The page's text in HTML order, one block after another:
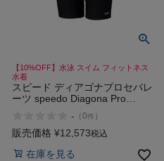
【10%OFF】水泳 スイム フィットネス
水着
スピード ディアゴナプロセパレ
ーツ speedo Diagona Pro
- （0件 ）
販売価格 ¥12,573税込
在庫を見る